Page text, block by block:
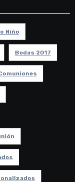
Niño
Bodas 2017